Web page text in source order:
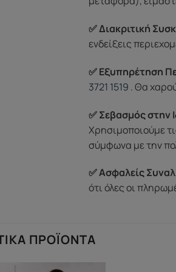
✅ Διακριτική
ενδείξεις
✅ Εξυπηρέτηση
3721 1519 . Θα
✅ Σεβασμός στην
Χρησιμοποιούμε
σύμφωνα με την
✅ Ασφαλείς
ότι όλες οι
ΠΡΟΪΌΝΤΑ